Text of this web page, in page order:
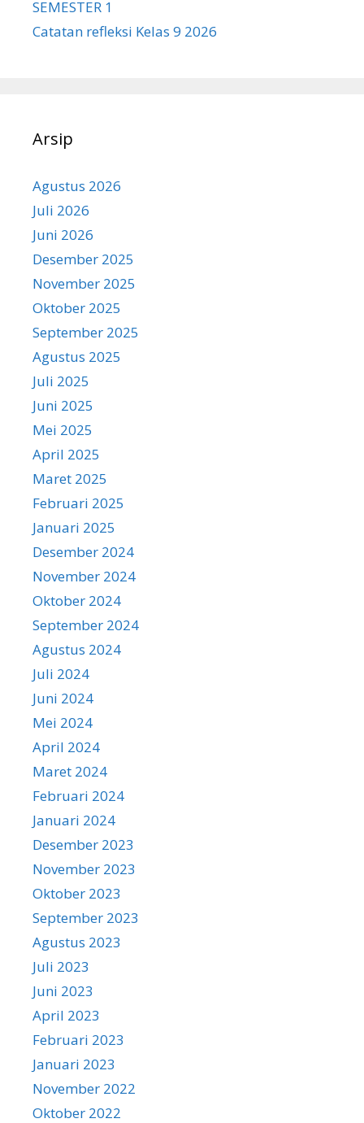
SEMESTER 1
Catatan refleksi Kelas 9 2026
Arsip
Agustus 2026
Juli 2026
Juni 2026
Desember 2025
November 2025
Oktober 2025
September 2025
Agustus 2025
Juli 2025
Juni 2025
Mei 2025
April 2025
Maret 2025
Februari 2025
Januari 2025
Desember 2024
November 2024
Oktober 2024
September 2024
Agustus 2024
Juli 2024
Juni 2024
Mei 2024
April 2024
Maret 2024
Februari 2024
Januari 2024
Desember 2023
November 2023
Oktober 2023
September 2023
Agustus 2023
Juli 2023
Juni 2023
April 2023
Februari 2023
Januari 2023
November 2022
Oktober 2022